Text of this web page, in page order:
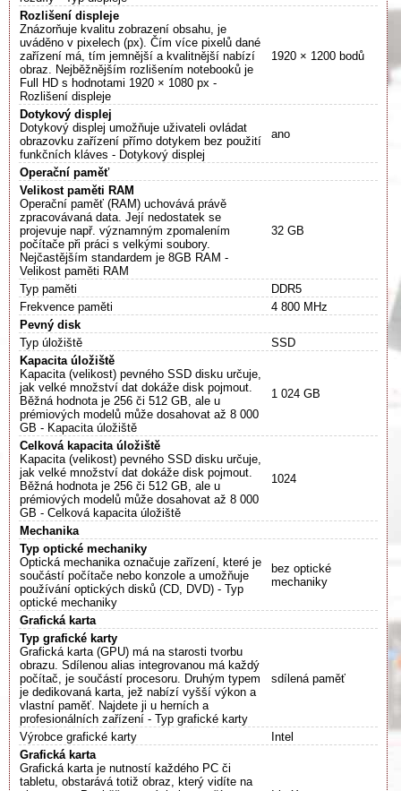
Rozlišení displeje
Znázorňuje kvalitu zobrazení obsahu, je
uváděno v pixelech (px). Čím více pixelů dané
zařízení má, tím jemnější a kvalitnější nabízí
obraz. Nejběžnějším rozlišením notebooků je
Full HD s hodnotami 1920 × 1080 px -
Rozlišení displeje
1920 × 1200 bodů
Dotykový displej
Dotykový displej umožňuje uživateli ovládat
obrazovku zařízení přímo dotykem bez použití
funkčních kláves - Dotykový displej
ano
Operační paměť
Velikost paměti RAM
Operační paměť (RAM) uchovává právě
zpracovávaná data. Její nedostatek se
projevuje např. významným zpomalením
počítače při práci s velkými soubory.
Nejčastějším standardem je 8GB RAM -
Velikost paměti RAM
32 GB
Typ paměti
DDR5
Frekvence paměti
4 800 MHz
Pevný disk
Typ úložiště
SSD
Kapacita úložiště
Kapacita (velikost) pevného SSD disku určuje,
jak velké množství dat dokáže disk pojmout.
Běžná hodnota je 256 či 512 GB, ale u
prémiových modelů může dosahovat až 8 000
GB - Kapacita úložiště
1 024 GB
Celková kapacita úložiště
Kapacita (velikost) pevného SSD disku určuje,
jak velké množství dat dokáže disk pojmout.
Běžná hodnota je 256 či 512 GB, ale u
prémiových modelů může dosahovat až 8 000
GB - Celková kapacita úložiště
1024
Mechanika
Typ optické mechaniky
Optická mechanika označuje zařízení, které je
součástí počítače nebo konzole a umožňuje
používání optických disků (CD, DVD) - Typ
optické mechaniky
bez optické
mechaniky
Grafická karta
Typ grafické karty
Grafická karta (GPU) má na starosti tvorbu
obrazu. Sdílenou alias integrovanou má každý
počítač, je součástí procesoru. Druhým typem
je dedikovaná karta, jež nabízí vyšší výkon a
vlastní paměť. Najdete ji u herních a
profesionálních zařízení - Typ grafické karty
sdílená paměť
Výrobce grafické karty
Intel
Grafická karta
Grafická karta je nutností každého PC či
tabletu, obstarává totiž obraz, který vidíte na